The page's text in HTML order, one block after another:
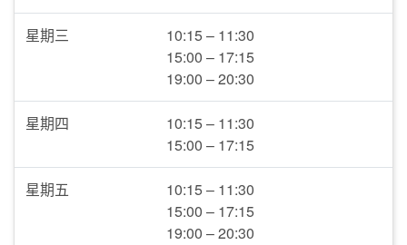
星期三
10:15 – 11:30
15:00 – 17:15
19:00 – 20:30
星期四
10:15 – 11:30
15:00 – 17:15
星期五
10:15 – 11:30
15:00 – 17:15
19:00 – 20:30